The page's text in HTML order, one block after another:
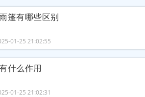
篷有哪些区别
01-25 21:02:55
什么作用
01-25 21:02:31